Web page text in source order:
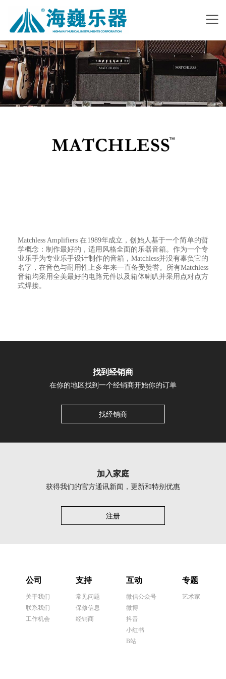
Matchless Amplifiers 在1989年成立，创始人基于一个简单的哲
学概念：制作最好的，适用风格全面的乐器音箱。作为一个专
业乐手为专业乐手设计制作的音箱，Matchless并没有辜负它的
名字，在音色与耐用性上多年来一直备受赞誉。所有Matchless
音箱均采用全美最好的电路元件以及箱体喇叭并采用点对点方
式焊接。
找到经销商
在你的地区找到一个经销商开始你的订单
找经销商
加入家庭
获得我们的官方通讯新闻，更新和特别优惠
注册
公司
关于我们
联系我们
工作机会
支持
常见问题
保修信息
经销商
互动
微信公众号
微博
抖音
小红书
B站
专题
艺术家